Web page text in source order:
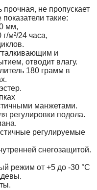
прочная, не пропускает
такие:
мм,
м²/24 часа,
и
отводит влагу.
180 грамм в
манжетами.
регулировки подола.
регулируемые
снегозащитой.
режим от +5 до -30 °C